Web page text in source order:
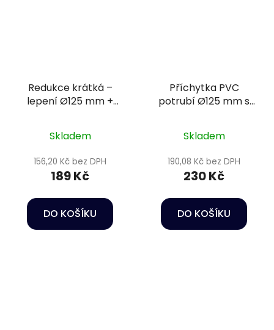
Redukce krátká –
lepení Ø125 mm +
Skladem
156,20 Kč bez DPH
189 Kč
DO KOŠÍKU
Příchytka PVC
potrubí Ø125 mm s
Skladem
190,08 Kč bez DPH
230 Kč
DO KOŠÍKU